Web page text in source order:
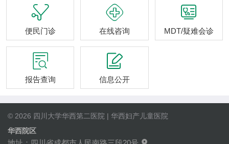

便民门诊

在线咨询

MDT/疑难会诊

报告查询

信息公开
© 2026 四川大学华西第二医院 | 华西妇产儿童医院
华西院区